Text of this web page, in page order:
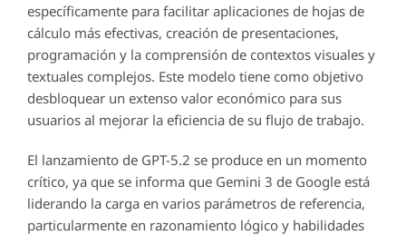
específicamente para facilitar aplicaciones de hojas de
cálculo más efectivas, creación de presentaciones,
programación y la comprensión de contextos visuales y
textuales complejos. Este modelo tiene como objetivo
desbloquear un extenso valor económico para sus
usuarios al mejorar la eficiencia de su flujo de trabajo.
El lanzamiento de GPT-5.2 se produce en un momento
crítico, ya que se informa que Gemini 3 de Google está
liderando la carga en varios parámetros de referencia,
particularmente en razonamiento lógico y habilidades